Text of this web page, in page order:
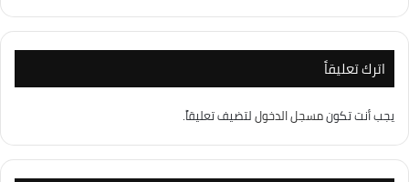
اترك تعليقاً
يجب أنت تكونمسجل الدخوللتضيف تعليقاً.